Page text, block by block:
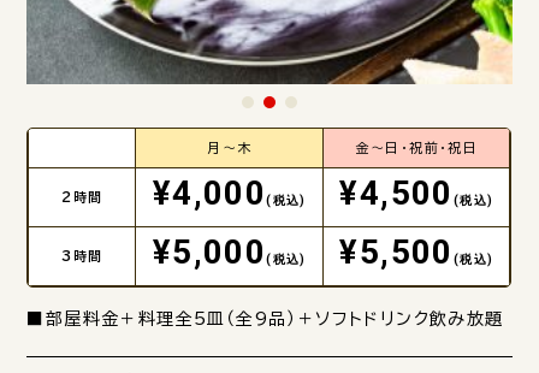
月～木 金～日・祝前・祝日
2時間 ¥4,000(税込) ¥4,500 (税込)
3時間 ¥5,000(税込) ¥5,500 (税込)
■部屋料金＋料理全5皿（全9品）＋ソフトドリンク飲み放題